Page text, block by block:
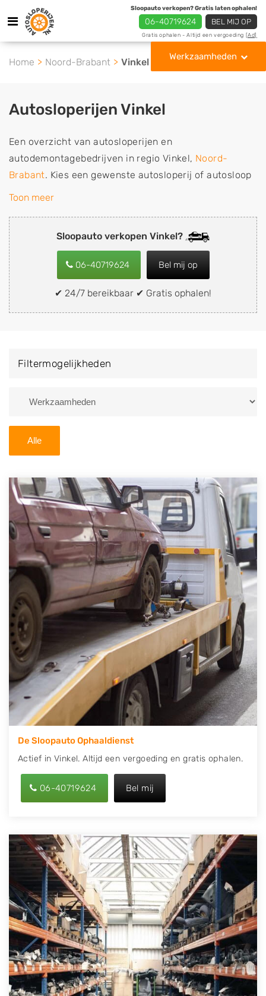
Sloopauto verkopen? Gratis laten ophalen!
06-40719624 BEL MIJ OP
Gratis ophalen - Altijd een vergoeding [Ad]
Werkzaamheden
Home Noord-Brabant Vinkel
Sloopauto verkopen Vinkel?
06-40719624 Bel mij op
✔ 24/7 bereikbaar ✔ Gratis ophalen!
Autosloperijen Vinkel
Een overzicht van autosloperijen en
autodemontagebedrijven in regio Vinkel, Noord-
Brabant. Kies een gewenste autosloperij of autosloop
uit de lijst die gespecialiseerd is in de verkoop van
de inkoop van sloopauto's, schadeauto's en
tweedehands auto's (ook zonder apk keuring). Wilt u
uw auto, camper, vrachtwagen, motor of brommobiel
snel en eenvoudig verkopen aan een
demontagebedrijf in de buurt, deze zelf wegbrengen
naar de sloop of deze liever laten ophalen op een
van Vinkel en ontvang een vergoeding voor uw oude
Zoekt u liever naar een sloperij in een andere plaats of
U kunt er ook voor kiezen om direct uw sloopauto te
verkopen en op te laten halen door de Sloopauto
Ophaaldienst van Autosloperijen.nl. Wij kunnen uw
auto gratis ophalen in Vinkel. Neem telefonisch
contact op of maak een terugbelafspraak. Wilt u
direct een tweedehands auto onderdelen offerte
aanvragen? Dat kan via de Onderdelenlijn! Vul uw
kenteken in en druk op verzenden.
Wij kunnen u helpen met de inkoop van auto's van
eigenlijk alle merken, zoals Alfa Romeo, Audi, BMW,
Chevrolet, Citroën, Dacia, Fiat, Ford, Honda, Hyundai,
Kia, Mazda, Mercedes Benz, Mitsubishi, Nissan, Opel,
Peugeot, Porsche, Renault, Seat, Skoda, Suzuki, Tesla,
Toyota, Volkswagen en Volvo.
Toon meer
Filtermogelijkheden
Alle
De Sloopauto Ophaaldienst
Actief in Vinkel. Altijd een vergoeding en gratis ophalen.
06-40719624 Bel mij